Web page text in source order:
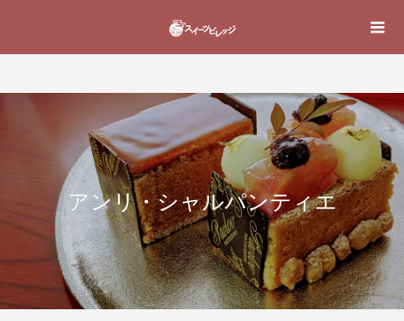
アンリ・シャルパンティエ